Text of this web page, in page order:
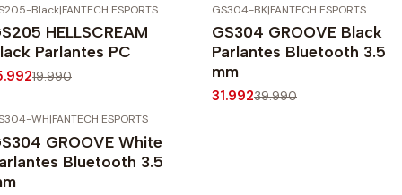
OFF
Black|FANTECH ESPORTS
HELLSCREAM
Parlantes PC
19.990
-20% OFF
GS304-BK|FANTECH ESPORTS
GS304 GROOVE Black
Parlantes Bluetooth 3.5
mm
31.99239.990
WH|FANTECH ESPORTS
GROOVE White
Bluetooth 3.5